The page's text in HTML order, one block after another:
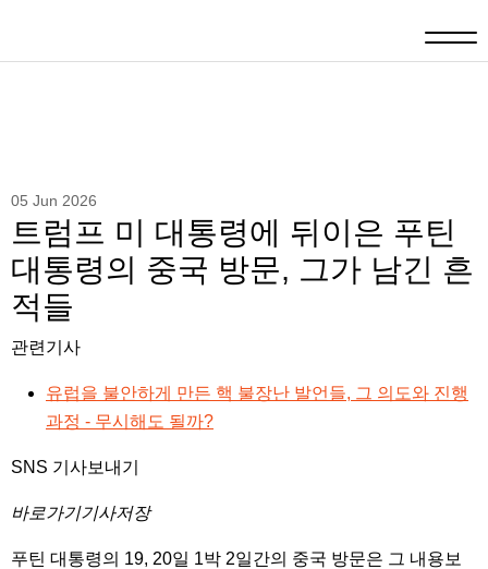
05 Jun 2026
트럼프 미 대통령에 뒤이은 푸틴
대통령의 중국 방문, 그가 남긴 흔
적들
관련기사
유럽을 불안하게 만든 핵 불장난 발언들, 그 의도와 진행
과정 - 무시해도 될까?
SNS 기사보내기
바로가기기사저장
푸틴 대통령의 19, 20일 1박 2일간의 중국 방문은 그 내용보